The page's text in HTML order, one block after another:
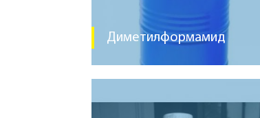
Диметилформамид